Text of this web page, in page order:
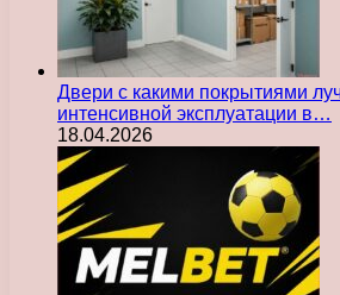
Двери с какими покрытиями
интенсивной эксплуатации в…
18.04.2026